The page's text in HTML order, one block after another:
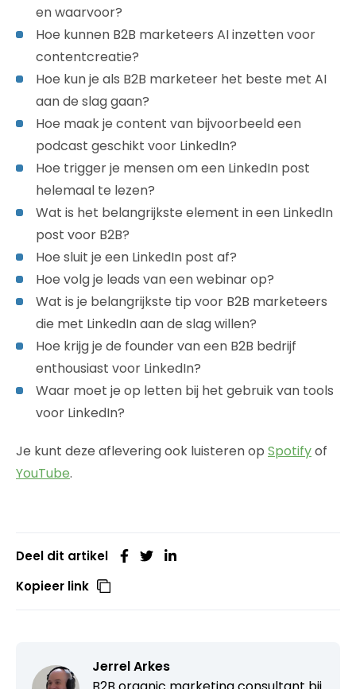
en waarvoor?
Hoe kunnen B2B marketeers AI inzetten voor
contentcreatie?
Hoe kun je als B2B marketeer het beste met AI
aan de slag gaan?
Hoe maak je content van bijvoorbeeld een
podcast geschikt voor LinkedIn?
Hoe trigger je mensen om een LinkedIn post
helemaal te lezen?
Wat is het belangrijkste element in een LinkedIn
post voor B2B?
Hoe sluit je een LinkedIn post af?
Hoe volg je leads van een webinar op?
Wat is je belangrijkste tip voor B2B marketeers
die met LinkedIn aan de slag willen?
Hoe krijg je de founder van een B2B bedrijf
enthousiast voor LinkedIn?
Waar moet je op letten bij het gebruik van tools
voor LinkedIn?
Je kunt deze aflevering ook luisteren op Spotifyof
YouTube.
Deel dit artikel
Kopieer link
Jerrel Arkes